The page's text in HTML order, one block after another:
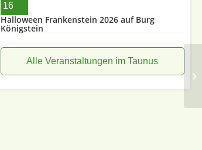
16
Halloween Frankenstein 2026 auf Burg
Königstein
Alle Veranstaltungen im Taunus